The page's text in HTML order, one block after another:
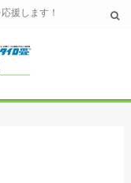
援します！